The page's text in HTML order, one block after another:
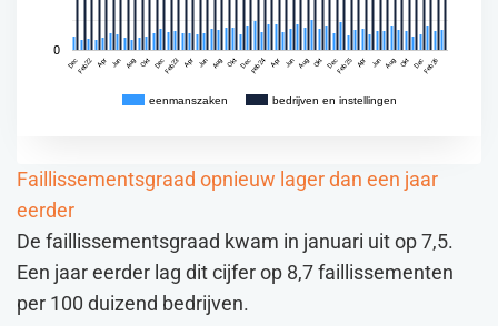
eenmanszaken bedrijven en instellingen
DecFeb 22 Apr Jun Aug Okt DecFeb 23 Apr Jun Aug Okt DecFeb 24 Apr Jun Aug Okt DecFeb 25 Apr Jun Aug Okt DecFeb 26
0
Faillissementsgraad opnieuw lager dan een jaar
eerder
De faillissementsgraad kwam in januari uit op 7,5.
Een jaar eerder lag dit cijfer op 8,7 faillissementen
per 100 duizend bedrijven.